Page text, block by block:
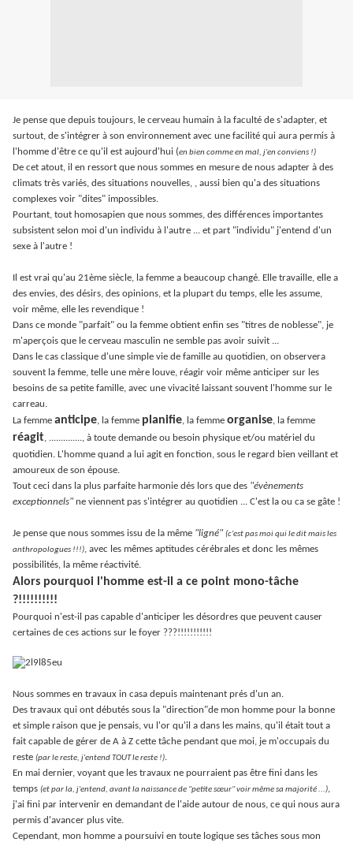
Je pense que depuis toujours, le cerveau humain à la faculté de s'adapter, et
surtout, de s'intégrer à son environnement avec une facilité qui aura permis à
l'homme d'être ce qu'il est aujourd'hui (en bien comme en mal, j'en conviens !)
De cet atout, il en ressort que nous sommes en mesure de nous adapter à des
climats très variés, des situations nouvelles, , aussi bien qu'a des situations
complexes voir "dites" impossibles.
Pourtant, tout homosapien que nous sommes, des différences importantes
subsistent selon moi d'un individu à l'autre ... et part "individu" j'entend d'un
sexe à l'autre !
Il est vrai qu'au 21ème siècle, la femme a beaucoup changé. Elle travaille, elle a
des envies, des désirs, des opinions, et la plupart du temps, elle les assume,
voir même, elle les revendique !
Dans ce monde "parfait" ou la femme obtient enfin ses "titres de noblesse", je
m'aperçois que le cerveau masculin ne semble pas avoir suivit ...
Dans le cas classique d'une simple vie de famille au quotidien, on observera
souvent la femme, telle une mère louve, réagir voir même anticiper sur les
besoins de sa petite famille, avec une vivacité laissant souvent l'homme sur le
carreau.
La femme anticipe, la femme planifie, la femme organise, la femme
réagit, .............., à toute demande ou besoin physique et/ou matériel du
quotidien. L'homme quand a lui agit en fonction, sous le regard bien veillant et
amoureux de son épouse.
Tout ceci dans la plus parfaite harmonie dés lors que des "évènements
exceptionnels" ne viennent pas s'intégrer au quotidien ... C'est la ou ca se gâte !
Je pense que nous sommes issu de la même "ligné" (c'est pas moi qui le dit mais les
anthropologues !!!), avec les mêmes aptitudes cérébrales et donc les mêmes
possibilités, la même réactivité.
Alors pourquoi l'homme est-il a ce point mono-tâche
?!!!!!!!!!!
Pourquoi n'est-il pas capable d'anticiper les désordres que peuvent causer
certaines de ces actions sur le foyer ???!!!!!!!!!!!
Nous sommes en travaux in casa depuis maintenant prés d'un an.
Des travaux qui ont débutés sous la "direction"de mon homme pour la bonne
et simple raison que je pensais, vu l'or qu'il a dans les mains, qu'il était tout a
fait capable de gérer de A à Z cette tâche pendant que moi, je m'occupais du
reste (par le reste, j'entend TOUT le reste !).
En mai dernier, voyant que les travaux ne pourraient pas être fini dans les
temps (et par la, j'entend, avant la naissance de "petite sœur" voir même sa majorité ...),
j'ai fini par intervenir en demandant de l'aide autour de nous, ce qui nous aura
permis d'avancer plus vite.
Cependant, mon homme a poursuivi en toute logique ses tâches sous mon